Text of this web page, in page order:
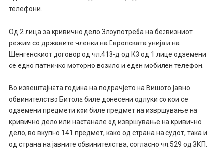
телефони.
Од 2 лица за кривично дело Злоупотреба на безвизниот
режим со државите членки на Европската унија и на
Шенгенскиот договор од чл.418-д од КЗ од 1 лице одземени
се едно патничко моторно возило и еден мобилен телефон.
Во извештајната година на подрачјето на Вишото јавно
обвинителство Битола биле донесени одлуки со кои се
одземени предмети кои биле предмет на извршување на
кривично дело или настанале од извршување на кривично
дело, во вкупно 141 предмет, како од страна на судот, така и
од страна на јавните обвинителства, согласно чл.529 од ЗКП.